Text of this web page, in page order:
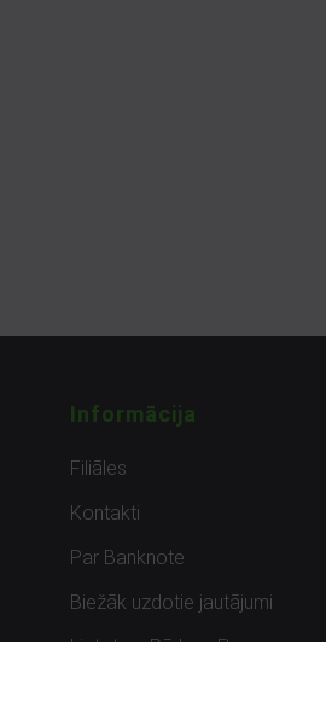
Informācija
Filiāles
Kontakti
Par Banknote
Biežāk uzdotie jautājumi
Lietots – Pārbaudīts